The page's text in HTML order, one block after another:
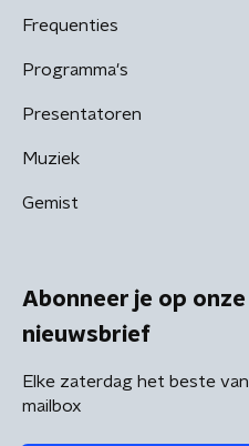
Frequenties
Programma's
Presentatoren
Muziek
Gemist
Abonneer je op
nieuwsbrief
Elke zaterdag het beste
mailbox